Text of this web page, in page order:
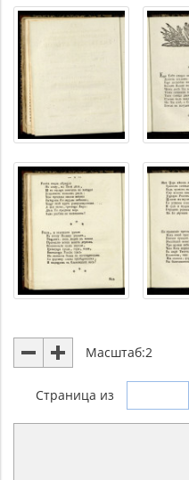
Масштаб:2
Страница из